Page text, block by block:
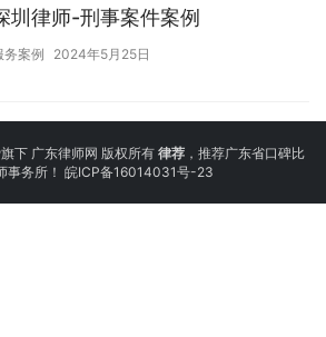
圳律师-刑事案件案例
务案例 2024年5月25日
下 广东律师网 版权所有 律荐 ，推荐广东省口碑比
事务所！ 皖ICP备16014031号-23